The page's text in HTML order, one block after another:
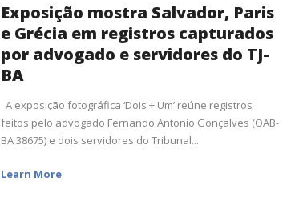
Exposição mostra Salvador, Paris
e Grécia em registros capturados
por advogado e servidores do TJ-
BA
A exposição fotográfica ‘Dois + Um’ reúne registros
feitos pelo advogado Fernando Antonio Gonçalves (OAB-
BA 38675) e dois servidores do Tribunal...
Learn More